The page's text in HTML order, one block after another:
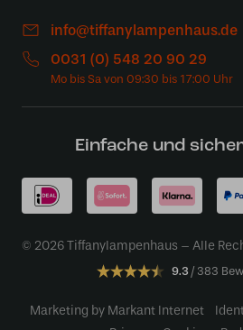
info@tiffanylampenhaus.de
0031 (0) 548 20 90 29
Einfache und
© 2026 Tiffanylampenhaus – Alle
9.3 383
Marketing by Markant Internet